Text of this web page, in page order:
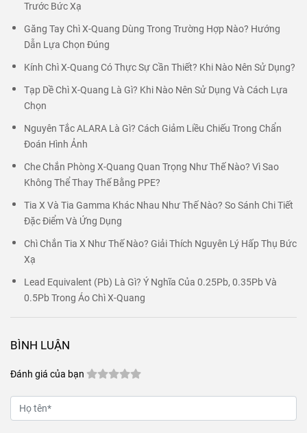
Trước Bức Xạ
Găng Tay Chì X-Quang Dùng Trong Trường Hợp Nào? Hướng
Dẫn Lựa Chọn Đúng
Kính Chì X-Quang Có Thực Sự Cần Thiết? Khi Nào Nên Sử Dụng?
Tạp Dề Chì X-Quang Là Gì? Khi Nào Nên Sử Dụng Và Cách Lựa
Chọn
Nguyên Tắc ALARA Là Gì? Cách Giảm Liều Chiếu Trong Chẩn
Đoán Hình Ảnh
Che Chắn Phòng X-Quang Quan Trọng Như Thế Nào? Vì Sao
Không Thể Thay Thế Bằng PPE?
Tia X Và Tia Gamma Khác Nhau Như Thế Nào? So Sánh Chi Tiết
Đặc Điểm Và Ứng Dụng
Chì Chắn Tia X Như Thế Nào? Giải Thích Nguyên Lý Hấp Thụ Bức
Xạ
Lead Equivalent (Pb) Là Gì? Ý Nghĩa Của 0.25Pb, 0.35Pb Và
0.5Pb Trong Áo Chì X-Quang
BÌNH LUẬN
Đánh giá của bạn